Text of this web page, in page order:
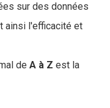
sur des données
ainsi l'efficacité et
de A à Z est la